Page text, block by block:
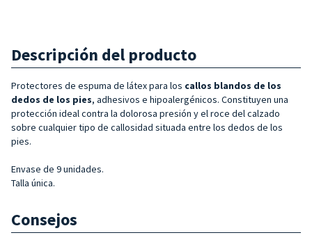
Descripción del producto
Protectores de espuma de látex para los callos blandos de los
dedos de los pies, adhesivos e hipoalergénicos. Constituyen una
protección ideal contra la dolorosa presión y el roce del calzado
sobre cualquier tipo de callosidad situada entre los dedos de los
pies.
Envase de 9 unidades.
Talla única.
Consejos